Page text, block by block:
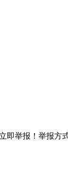
即举报！举报方